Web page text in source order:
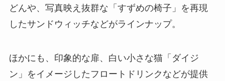
どんや、写真映え抜群な「すずめの椅子」を再現
したサンドウィッチなどがラインナップ。
ほかにも、印象的な扉、白い小さな猫「ダイジ
ン」をイメージしたフロートドリンクなどが提供